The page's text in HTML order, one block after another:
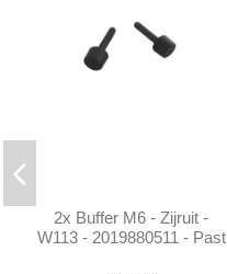
2x Buffer M6 - Zijruit -
W113 - 2019880511 - Past